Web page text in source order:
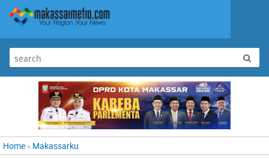
Home » Makassarku